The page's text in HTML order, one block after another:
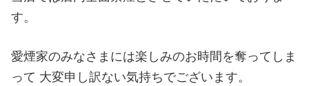
す。
愛煙家のみなさまには楽しみのお時間を奪ってしま
って 大変申し訳ない気持ちでございます。